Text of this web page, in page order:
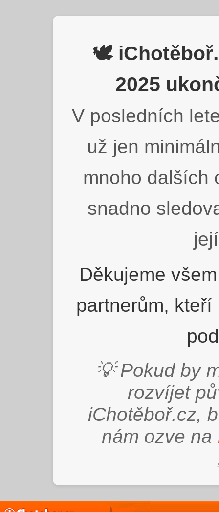
🕊️
2025
V posledních
už jen
mnoho dalších
snadno
Děkujeme
partnerům,
💡 Pokud by
rozvíjet
iChotěboř.cz,
nám ozve na